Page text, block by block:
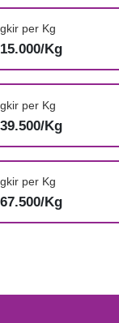
per Kg
Kg
per Kg
Kg
per Kg
Kg